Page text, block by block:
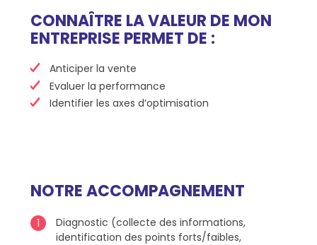
CONNAÎTRE LA VALEUR DE MON
ENTREPRISE PERMET DE :
Anticiper la vente
Evaluer la performance
Identifier les axes d’optimisation
NOTRE ACCOMPAGNEMENT
Diagnostic (collecte des informations,
identification des points forts/faibles,